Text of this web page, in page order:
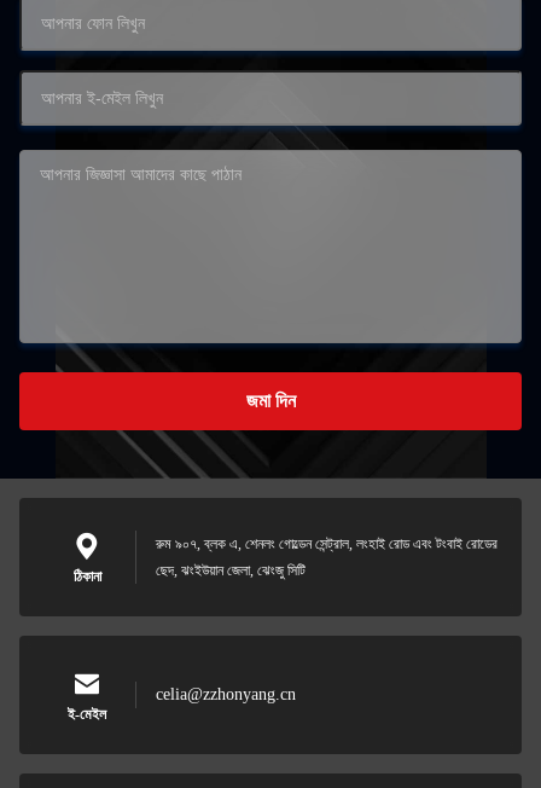
জমা দিন
ঠিকানা
রুম ৯০৭, ব্লক এ, শেনলং গোল্ডেন সেন্ট্রাল, লংহাই রোড এবং টংবাই রোডের
ছেদ, ঝংইউয়ান জেলা, ঝেংজু সিটি
ই-মেইল
celia@zzhonyang.cn